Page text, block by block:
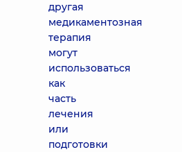
другая
медикаментозная
терапия
могут
использоваться
как
часть
лечения
или
подготовки